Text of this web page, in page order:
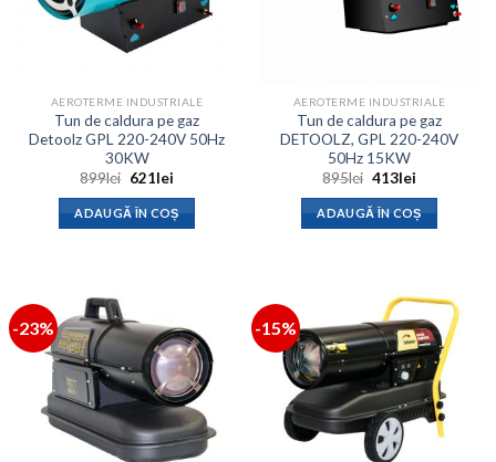
AEROTERME INDUSTRIALE
Tun de caldura pe gaz
Detoolz GPL 220-240V 50Hz
30KW
899lei Prețul
a
fost:
899lei.
621leiPrețul
este:
621lei.
ADAUGĂ ÎN COȘ
AEROTERME INDUSTRIALE
Tun de caldura pe gaz
DETOOLZ, GPL 220-240V
50Hz 15KW
895lei Prețul
a
fost:
895lei.
413leiPrețul
este:
413lei.
ADAUGĂ ÎN COȘ
-23% -15%